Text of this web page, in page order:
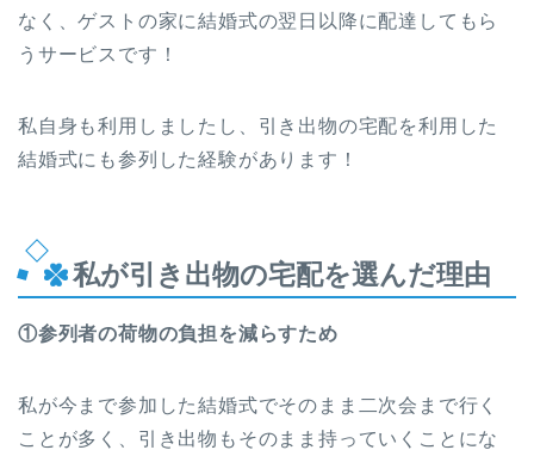
なく、ゲストの家に結婚式の翌日以降に配達してもら
うサービスです！
私自身も利用しましたし、引き出物の宅配を利用した
結婚式にも参列した経験があります！
私が引き出物の宅配を選んだ理由
①参列者の荷物の負担を減らすため
私が今まで参加した結婚式でそのまま二次会まで行く
ことが多く、引き出物もそのまま持っていくことにな